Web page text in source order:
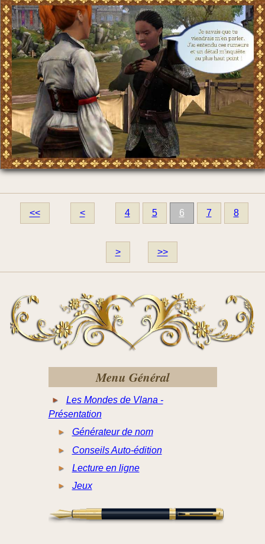
<< < 4 5 6 7 8
> >>
Menu Général
Les Mondes de Vlana -
Présentation
Générateur de nom
Conseils Auto-édition
Lecture en ligne
Jeux